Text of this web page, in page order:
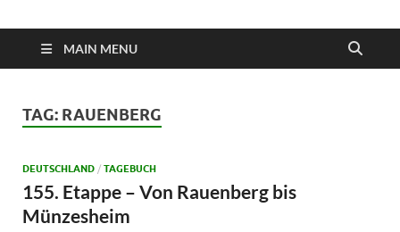
MAIN MENU
TAG: RAUENBERG
DEUTSCHLAND / TAGEBUCH
155. Etappe – Von Rauenberg bis
Münzesheim